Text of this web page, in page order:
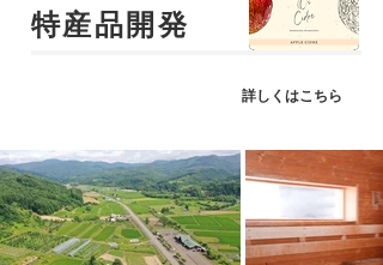
特産品開発
詳しくはこちら